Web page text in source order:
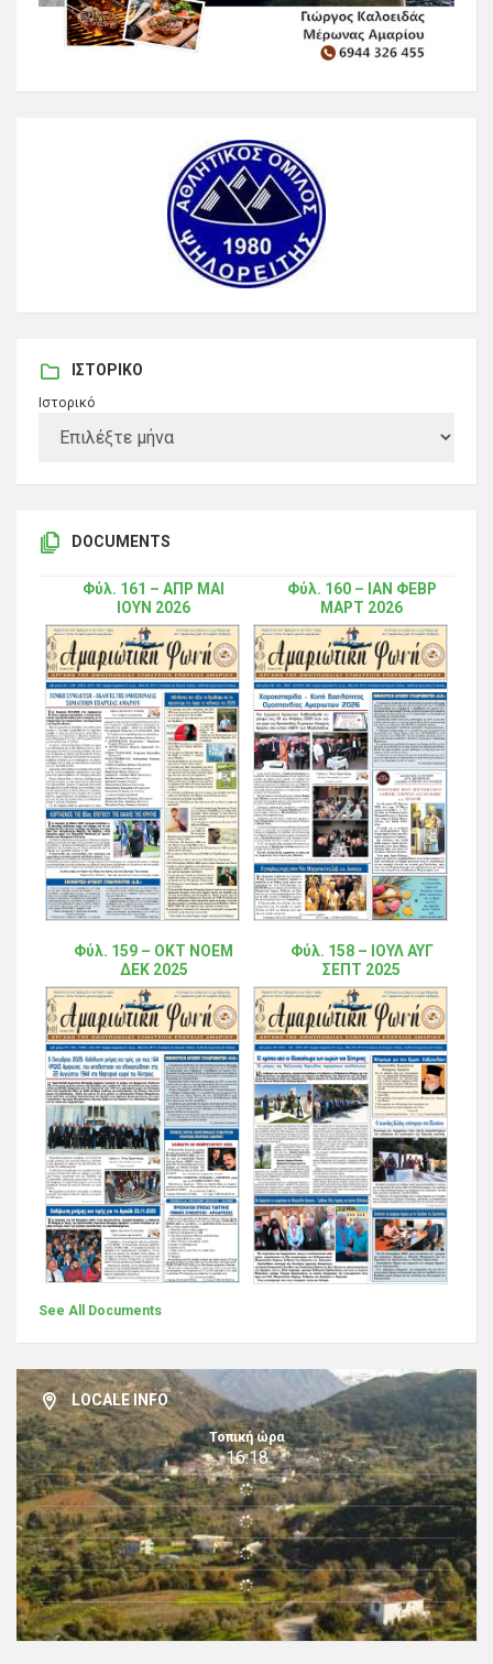
ΙΣΤΟΡΙΚΌ
Ιστορικό
DOCUMENTS
Φύλ. 161 – ΑΠΡ ΜΑΙ
ΙΟΥΝ 2026
Φύλ. 160 – ΙΑΝ ΦΕΒΡ
ΜΑΡΤ 2026
Φύλ. 159 – ΟΚΤ ΝΟΕΜ
ΔΕΚ 2025
Φύλ. 158 – ΙΟΥΛ ΑΥΓ
ΣΕΠΤ 2025
See All Documents
LOCALE INFO
Τοπική ώρα
16:18